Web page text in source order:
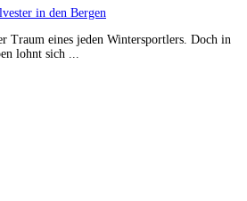
in den Bergen
Traum eines jeden Wintersportlers. Doch in
lohnt sich ...